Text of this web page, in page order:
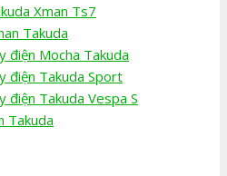
Xman Ts7
Takuda
điện Mocha Takuda
điện Takuda Sport
điện Takuda Vespa S
Takuda